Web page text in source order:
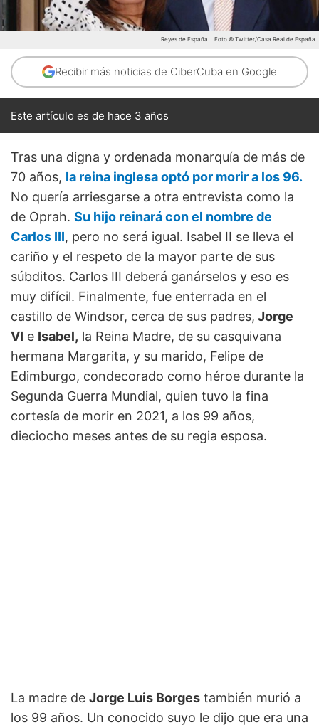
Reyes de España. Foto © Twitter/Casa Real de España
Recibir más noticias de CiberCuba en Google
Este artículo es de hace 3 años
Tras una digna y ordenada monarquía de más de
70 años, la reina inglesa optó por morir a los 96.
No quería arriesgarse a otra entrevista como la
de Oprah. Su hijo reinará con el nombre de
Carlos III, pero no será igual. Isabel II se lleva el
cariño y el respeto de la mayor parte de sus
súbditos. Carlos III deberá ganárselos y eso es
muy difícil. Finalmente, fue enterrada en el
castillo de Windsor, cerca de sus padres, Jorge
VI e Isabel, la Reina Madre, de su casquivana
hermana Margarita, y su marido, Felipe de
Edimburgo, condecorado como héroe durante la
Segunda Guerra Mundial, quien tuvo la fina
cortesía de morir en 2021, a los 99 años,
dieciocho meses antes de su regia esposa.
La madre de Jorge Luis Borges también murió a
los 99 años. Un conocido suyo le dijo que era una